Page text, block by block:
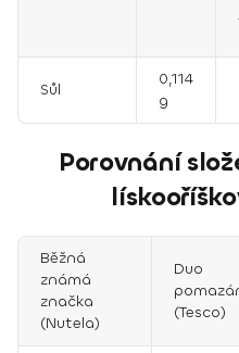
Sůl
0,114
g
Porovnání
Běžná
známá
značka
(Nutela)
Duo
(Tesco)